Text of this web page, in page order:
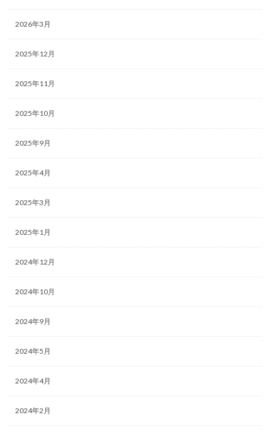
2026年3月
2025年12月
2025年11月
2025年10月
2025年9月
2025年4月
2025年3月
2025年1月
2024年12月
2024年10月
2024年9月
2024年5月
2024年4月
2024年2月